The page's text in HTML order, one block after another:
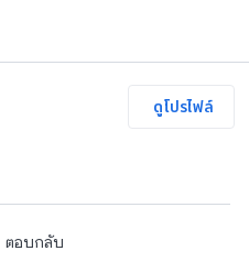
ดูโปรไฟล์
ตอบกลับ